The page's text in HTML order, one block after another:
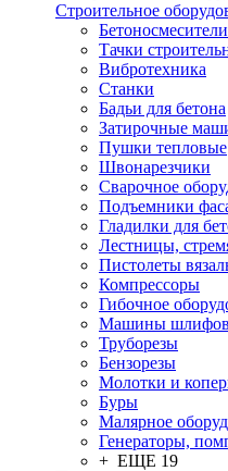
Строительное
Тачки
Вибротехника
Станки
Бадьи для бетона
Затирочные
Пушки тепловые
Швонарезчики
Сварочное
Подъемники
Гладилки для
Лестницы,
Пистолеты
Компрессоры
Гибочное
Машины
Труборезы
Бензорезы
Молотки и
Буры
Малярное
Генераторы,
+ ЕЩЕ 19